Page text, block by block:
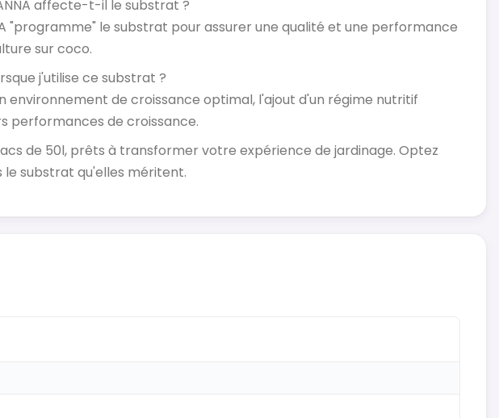
affecte-t-il le substrat ?
"programme" le substrat pour assurer une qualité et une performance
sur coco.
j'utilise ce substrat ?
environnement de croissance optimal, l'ajout d'un régime nutritif
performances de croissance.
de 50l, prêts à transformer votre expérience de jardinage. Optez
le substrat qu'elles méritent.